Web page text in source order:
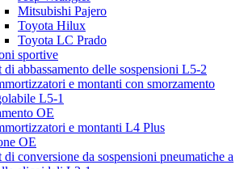
Mitsubishi Pajero
Toyota Hilux
Toyota LC Prado
sportive
abbassamento delle sospensioni L5-2
e montanti con smorzamento
L5-1
OE
e montanti L4 Plus
OE
conversione da sospensioni pneumatiche a